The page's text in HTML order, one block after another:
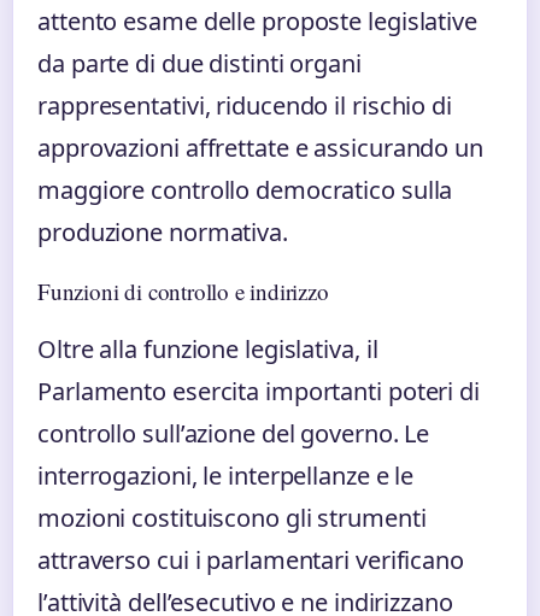
attento esame delle proposte legislative
da parte di due distinti organi
rappresentativi, riducendo il rischio di
approvazioni affrettate e assicurando un
maggiore controllo democratico sulla
produzione normativa.
Funzioni di controllo e indirizzo
Oltre alla funzione legislativa, il
Parlamento esercita importanti poteri di
controllo sull’azione del governo. Le
interrogazioni, le interpellanze e le
mozioni costituiscono gli strumenti
attraverso cui i parlamentari verificano
l’attività dell’esecutivo e ne indirizzano